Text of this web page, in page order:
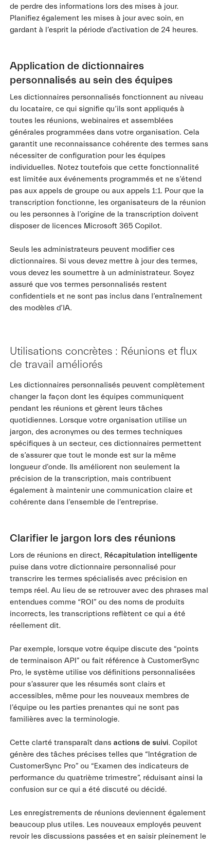
de perdre des informations lors des mises à jour.
Planifiez également les mises à jour avec soin, en
gardant à l’esprit la période d’activation de 24 heures.
Application de dictionnaires
personnalisés au sein des équipes
Les dictionnaires personnalisés fonctionnent au niveau
du locataire, ce qui signifie qu’ils sont appliqués à
toutes les réunions, webinaires et assemblées
générales programmées dans votre organisation. Cela
garantit une reconnaissance cohérente des termes sans
nécessiter de configuration pour les équipes
individuelles. Notez toutefois que cette fonctionnalité
est limitée aux événements programmés et ne s’étend
pas aux appels de groupe ou aux appels 1:1. Pour que la
transcription fonctionne, les organisateurs de la réunion
ou les personnes à l’origine de la transcription doivent
disposer de licences Microsoft 365 Copilot.
Seuls les administrateurs peuvent modifier ces
dictionnaires. Si vous devez mettre à jour des termes,
vous devez les soumettre à un administrateur. Soyez
assuré que vos termes personnalisés restent
confidentiels et ne sont pas inclus dans l’entraînement
des modèles d’IA.
Utilisations concrètes : Réunions et flux
de travail améliorés
Les dictionnaires personnalisés peuvent complètement
changer la façon dont les équipes communiquent
pendant les réunions et gèrent leurs tâches
quotidiennes. Lorsque votre organisation utilise un
jargon, des acronymes ou des termes techniques
spécifiques à un secteur, ces dictionnaires permettent
de s’assurer que tout le monde est sur la même
longueur d’onde. Ils améliorent non seulement la
précision de la transcription, mais contribuent
également à maintenir une communication claire et
cohérente dans l’ensemble de l’entreprise.
Clarifier le jargon lors des réunions
Lors de réunions en direct, Récapitulation intelligente
puise dans votre dictionnaire personnalisé pour
transcrire les termes spécialisés avec précision en
temps réel. Au lieu de se retrouver avec des phrases mal
entendues comme “ROI” ou des noms de produits
incorrects, les transcriptions reflètent ce qui a été
réellement dit.
Par exemple, lorsque votre équipe discute des “points
de terminaison API” ou fait référence à CustomerSync
Pro, le système utilise vos définitions personnalisées
pour s’assurer que les résumés sont clairs et
accessibles, même pour les nouveaux membres de
l’équipe ou les parties prenantes qui ne sont pas
familières avec la terminologie.
Cette clarté transparaît dans actions de suivi. Copilot
génère des tâches précises telles que “Intégration de
CustomerSync Pro” ou “Examen des indicateurs de
performance du quatrième trimestre”, réduisant ainsi la
confusion sur ce qui a été discuté ou décidé.
Les enregistrements de réunions deviennent également
beaucoup plus utiles. Les nouveaux employés peuvent
revoir les discussions passées et en saisir pleinement le